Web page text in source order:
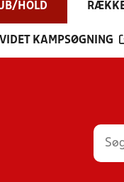
HOLD
KAMPSØGNING